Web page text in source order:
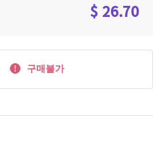
$ 26.70
구매불가